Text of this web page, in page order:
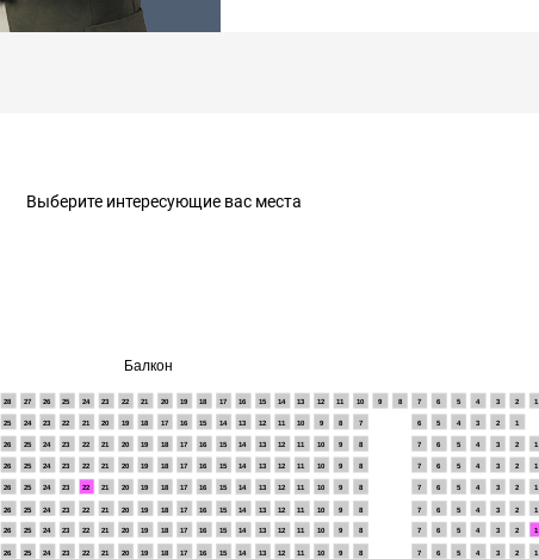
Выберите интересующие вас места
Балкон
1
2
3
4
5
6
7
8
9
10
11
12
13
14
15
16
17
18
19
20
21
22
23
24
25
26
1
2
3
4
5
6
7
8
9
10
11
12
13
14
15
16
17
18
19
20
21
22
23
24
25
26
1
2
3
4
5
6
7
8
9
10
11
12
13
14
15
16
17
18
19
20
21
22
23
24
25
26
1
2
3
4
5
6
7
8
9
10
11
12
13
14
15
16
17
18
19
20
21
22
23
24
25
26
1
2
3
4
5
6
7
8
9
10
11
12
13
14
15
16
17
18
19
20
21
22
23
24
25
26
1
2
3
4
5
6
7
8
9
10
11
12
13
14
15
16
17
18
19
20
21
22
23
24
25
26
1
2
3
4
5
6
7
8
9
10
11
12
13
14
15
16
17
18
19
20
21
22
23
24
25
1
2
3
4
5
6
7
8
9
10
11
12
13
14
15
16
17
18
19
20
21
22
23
24
25
26
27
28